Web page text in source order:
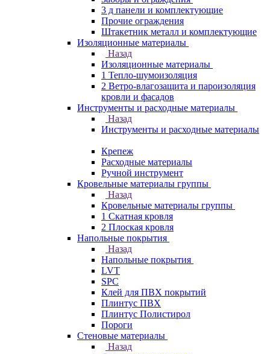
3 д панели и комплектующие
Прочие ограждения
Штакетник металл и комплектующие
Изоляционные материалы
Назад
Изоляционные материалы
1 Тепло-шумоизоляция
2 Ветро-влагозащита и пароизоляция
кровли и фасадов
Инструменты и расходные материалы
Назад
Инструменты и расходные материалы
Крепеж
Расходные материалы
Ручной инструмент
Кровельные материалы группы
Назад
Кровельные материалы группы
1 Скатная кровля
2 Плоская кровля
Напольные покрытия
Назад
Напольные покрытия
LVT
SPC
Клей для ПВХ покрытий
Плинтус ПВХ
Плинтус Полистирол
Пороги
Стеновые материалы
Назад